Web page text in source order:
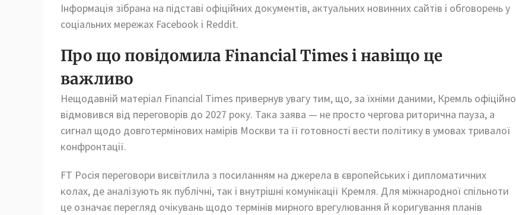
Інформація зібрана на підставі офіційних документів, актуальних новинних сайтів і обговорень у
соціальних мережах Facebook і Reddit.
Про що повідомила Financial Times і навіщо це
важливо
Нещодавній матеріал Financial Times привернув увагу тим, що, за їхніми даними, Кремль офіційно
відмовився від переговорів до 2027 року. Така заява — не просто чергова риторична пауза, а
сигнал щодо довготермінових намірів Москви та її готовності вести політику в умовах тривалої
конфронтації.
FT Росія переговори висвітлила з посиланням на джерела в європейських і дипломатичних
колах, де аналізують як публічні, так і внутрішні комунікації Кремля. Для міжнародної спільноти
це означає перегляд очікувань щодо термінів мирного врегулювання й коригування планів